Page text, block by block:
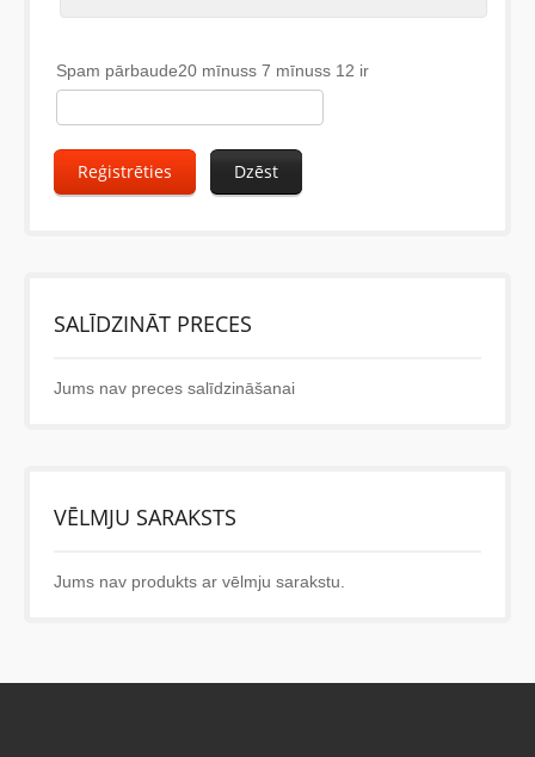
Spam pārbaude20 mīnuss 7 mīnuss 12 ir
Reģistrēties Dzēst
SALĪDZINĀT PRECES
Jums nav preces salīdzināšanai
VĒLMJU SARAKSTS
Jums nav produkts ar vēlmju sarakstu.